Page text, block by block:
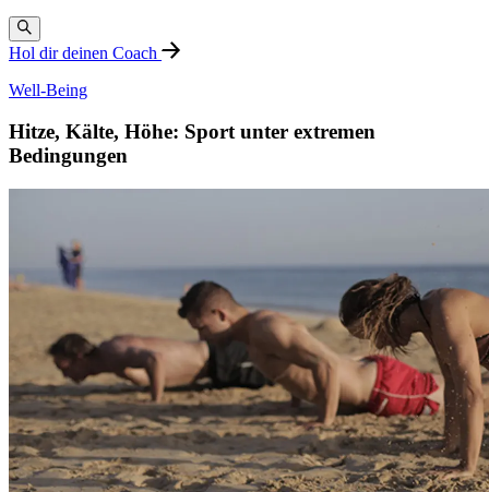
Hol dir deinen Coach
Well-Being
Hitze, Kälte, Höhe: Sport unter extremen
Bedingungen